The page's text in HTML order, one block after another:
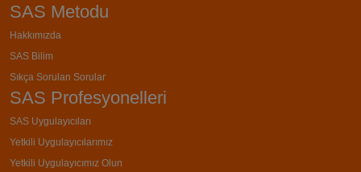
SAS Metodu
Hakkımızda
SAS Bilim
Sıkça Sorulan Sorular
SAS Profesyonelleri
SAS Uygulayıcıları
Yetkili Uygulayıcılarımız
Yetkili Uygulayıcımız Olun